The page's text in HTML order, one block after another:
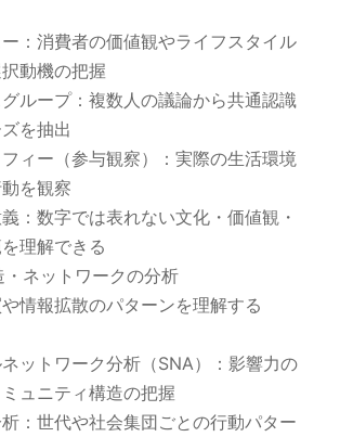
：消費者の価値観やライフスタイル
動機の把握
ループ：複数人の議論から共通認識
を抽出
ィー（参与観察）：実際の生活環境
を観察
：数字では表れない文化・価値観・
理解できる
ネットワークの分析
情報拡散のパターンを理解する
ットワーク分析（SNA）：影響力の
ュニティ構造の把握
：世代や社会集団ごとの行動パター